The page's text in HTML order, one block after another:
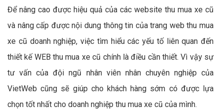
Để nâng cao được hiệu quả của các website thu mua xe cũ
và nâng cấp được nội dung thông tin của trang web thu mua
xe cũ doanh nghiệp, việc tìm hiểu các yếu tố liên quan đến
thiết kế WEB thu mua xe cũ chính là điều cần thiết. Vì vậy sự
tư vấn của đội ngũ nhân viên nhân chuyên nghiệp của
VietWeb cũng sẽ giúp cho khách hàng sớm có được lựa
chọn tốt nhất cho doanh nghiệp thu mua xe cũ của mình.